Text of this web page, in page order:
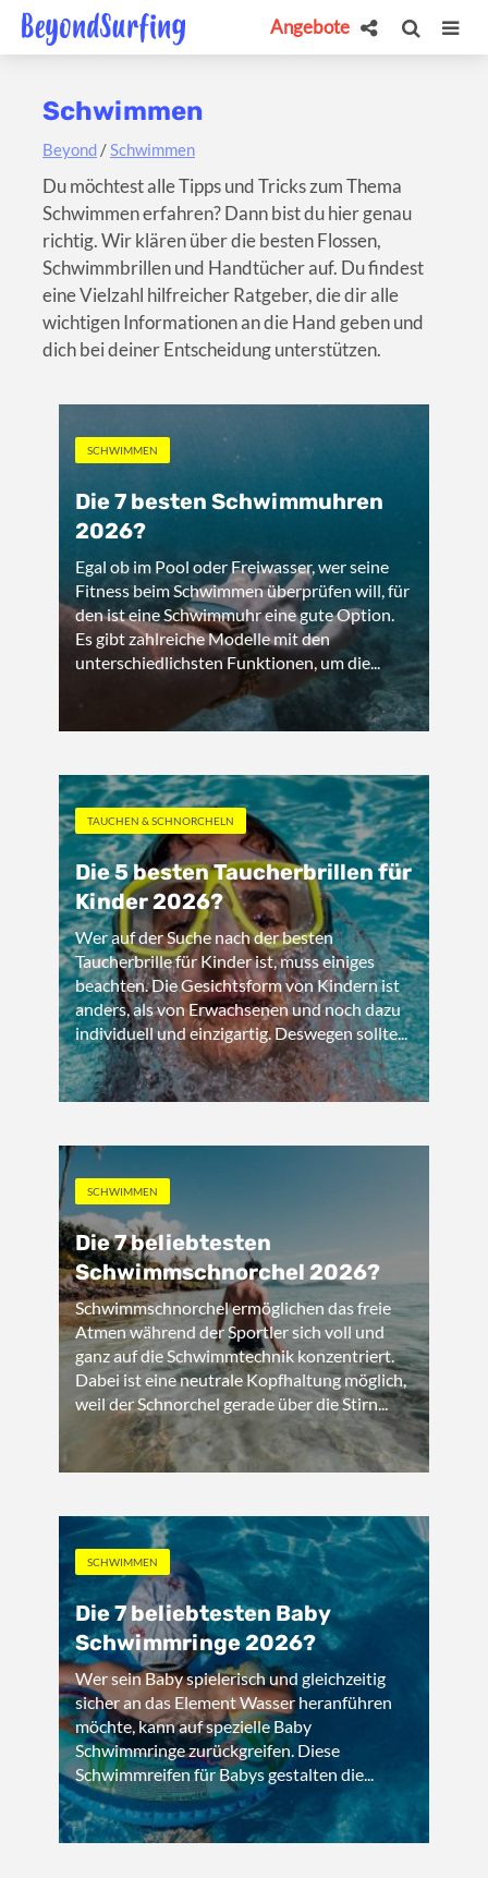
Angebote
Schwimmen
Beyond /Schwimmen
Du möchtest alle Tipps und Tricks zum Thema
Schwimmen erfahren? Dann bist du hier genau
richtig. Wir klären über die besten Flossen,
Schwimmbrillen und Handtücher auf. Du findest
eine Vielzahl hilfreicher Ratgeber, die dir alle
wichtigen Informationen an die Hand geben und
dich bei deiner Entscheidung unterstützen.
SCHWIMMEN
Die 7 besten Schwimmuhren
2026?
Egal ob im Pool oder Freiwasser, wer seine
Fitness beim Schwimmen überprüfen will, für
den ist eine Schwimmuhr eine gute Option.
Es gibt zahlreiche Modelle mit den
unterschiedlichsten Funktionen, um die...
TAUCHEN & SCHNORCHELN
Die 5 besten Taucherbrillen für
Kinder 2026?
Wer auf der Suche nach der besten
Taucherbrille für Kinder ist, muss einiges
beachten. Die Gesichtsform von Kindern ist
anders, als von Erwachsenen und noch dazu
individuell und einzigartig. Deswegen sollte...
SCHWIMMEN
Die 7 beliebtesten
Schwimmschnorchel 2026?
Schwimmschnorchel ermöglichen das freie
Atmen während der Sportler sich voll und
ganz auf die Schwimmtechnik konzentriert.
Dabei ist eine neutrale Kopfhaltung möglich,
weil der Schnorchel gerade über die Stirn...
SCHWIMMEN
Die 7 beliebtesten Baby
Schwimmringe 2026?
Wer sein Baby spielerisch und gleichzeitig
sicher an das Element Wasser heranführen
möchte, kann auf spezielle Baby
Schwimmringe zurückgreifen. Diese
Schwimmreifen für Babys gestalten die...